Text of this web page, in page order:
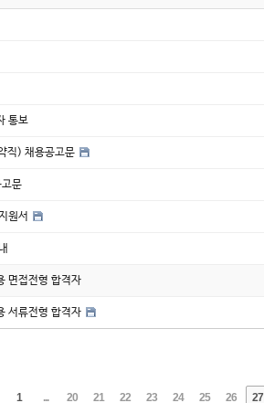
통보
직) 채용공고문
문
원서
면접전형 합격자
서류전형 합격자
1 ... 20 21 22 23 24 25 26 27